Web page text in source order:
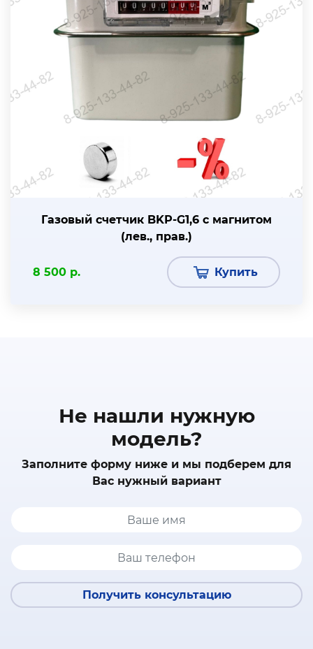
Газовый счетчик BKР-G1,6 с магнитом
(лев., прав.)
8 500 р. Купить
Не нашли нужную
модель?
Заполните форму ниже и мы подберем для
Вас нужный вариант
Получить консультацию